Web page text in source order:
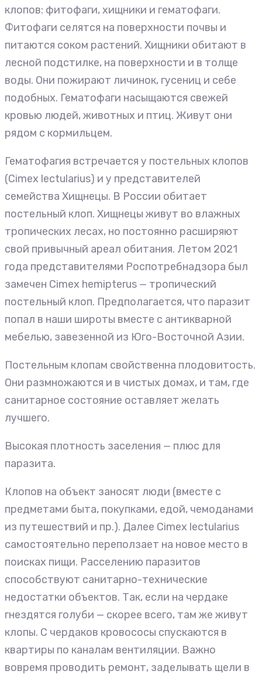
клопов: фитофаги, хищники и гематофаги.
Фитофаги селятся на поверхности почвы и
питаются соком растений. Хищники обитают в
лесной подстилке, на поверхности и в толще
воды. Они пожирают личинок, гусениц и себе
подобных. Гематофаги насыщаются свежей
кровью людей, животных и птиц. Живут они
рядом с кормильцем.
Гематофагия встречается у постельных клопов
(Cimex lectularius) и у представителей
семейства Хищнецы. В России обитает
постельный клоп. Хищнецы живут во влажных
тропических лесах, но постоянно расширяют
свой привычный ареал обитания. Летом 2021
года представителями Роспотребнадзора был
замечен Cimex hemipterus — тропический
постельный клоп. Предполагается, что паразит
попал в наши широты вместе с антикварной
мебелью, завезенной из Юго-Восточной Азии.
Постельным клопам свойственна плодовитость.
Они размножаются и в чистых домах, и там, где
санитарное состояние оставляет желать
лучшего.
Высокая плотность заселения — плюс для
паразита.
Клопов на объект заносят люди (вместе с
предметами быта, покупками, едой, чемоданами
из путешествий и пр.). Далее Cimex lectularius
самостоятельно переползает на новое место в
поисках пищи. Расселению паразитов
способствуют санитарно-технические
недостатки объектов. Так, если на чердаке
гнездятся голуби — скорее всего, там же живут
клопы. С чердаков кровососы спускаются в
квартиры по каналам вентиляции. Важно
вовремя проводить ремонт, заделывать щели в